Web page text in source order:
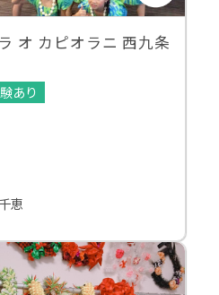
オ カピオラニ 西九条
あり
恵